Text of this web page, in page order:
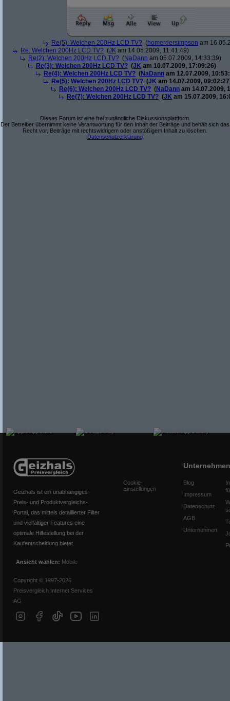
Re(5): Welchen 200Hz LCD TV? (homerdersimpson am
Re: Welchen 200Hz LCD TV? (JK am 14.05.2009, 11:41:49)
Re(2): Welchen 200Hz LCD TV? (NaDann am 05.07.2009, 14:33:39)
Re(3): Welchen 200Hz LCD TV? (JK am 10.07.2009, 17:09:26)
Re(4): Welchen 200Hz LCD TV? (NaDann am 12.07.2009,
Re(5): Welchen 200Hz LCD TV? (JK am 14.07.2009,
Re(6): Welchen 200Hz LCD TV? (NaDann am 14.07.2009,
Re(7): Welchen 200Hz LCD TV? (JK am 15.07.2009,
Dieses Forum ist eine frei zugängliche Diskussionsplattform.
Der Betreiber übernimmt keine Verantwortung für den Inhalt der Beiträge und behält sich das
Recht vor, Beiträge mit rechtswidrigem oder anstößigem Inhalt zu löschen.
Datenschutzerklärung
Geizhals ist ein unabhängiges
Preis- und Produktvergleichs-
Portal, das mittels detaillierter Filter
und vielfältiger Features eine
optimale Hilfestellung bei der
Kaufentscheidung bietet.
Ansicht wählen: Mobile
Copyright © 1997-2026
Preisvergleich Internet Services
AG
Cookie-
Einstellungen
Unternehmen
Blog
Impressum
Datenschutz
AGB
Unternehmen